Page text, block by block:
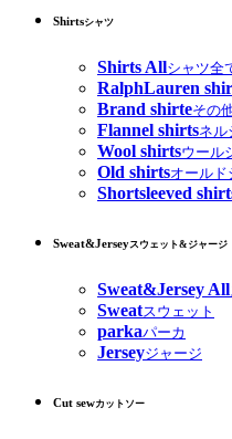
Shirtsシャツ
Shirts Allシャツ全
RalphLauren
Brand shirteその
Flannel shirtsネル
Wool shirtsウール
Old shirtsオールド
Shortsleeved
Sweat&Jerseyスウェット&ジャージ
Sweat&Jersey All
Sweatスウェット
parkaパーカ
Jerseyジャージ
Cut sewカットソー